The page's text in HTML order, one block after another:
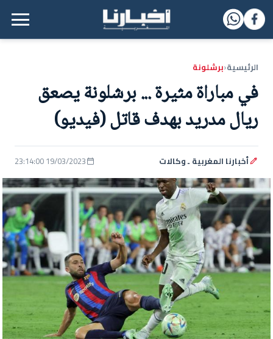
القائمة الرئيسية
الرئيسية‹برشلونة
في مباراة مثيرة ... برشلونة يصعق
ريال مدريد بهدف قاتل (فيديو)
أخبارنا المغربية ـ وكالات 19/03/2023 23:14:00